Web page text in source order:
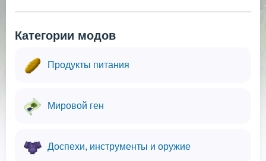
Категории модов
Продукты питания
Мировой ген
Доспехи, инструменты и оружие